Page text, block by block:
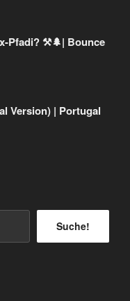
Pfadi? ⚒️🌲| Bounce
Version) | Portugal
Suche!